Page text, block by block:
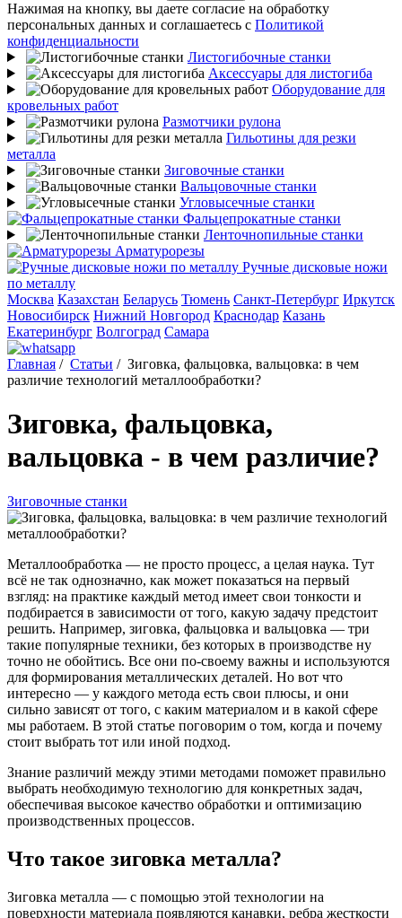
Нажимая на кнопку, вы даете согласие на обработку
персональных данных и соглашаетесь с Политикой
конфиденциальности
Листогибочные станки
Аксессуары для листогиба
Оборудование для
кровельных работ
Размотчики рулона
Гильотины для резки
металла
Зиговочные станки
Вальцовочные станки
Угловысечные станки
Фальцепрокатные станки
Ленточнопильные станки
Арматурорезы
Ручные дисковые ножи
по металлу
Москва Казахстан Беларусь Тюмень Санкт-Петербург Иркутск
Новосибирск Нижний Новгород Краснодар Казань
Екатеринбург Волгоград Самара
Главная / Статьи / Зиговка, фальцовка, вальцовка: в чем
различие технологий металлообработки?
Зиговка, фальцовка,
вальцовка - в чем различие?
Зиговочные станки
Металлообработка — не просто процесс, а целая наука. Тут
всё не так однозначно, как может показаться на первый
взгляд: на практике каждый метод имеет свои тонкости и
подбирается в зависимости от того, какую задачу предстоит
решить. Например, зиговка, фальцовка и вальцовка — три
такие популярные техники, без которых в производстве ну
точно не обойтись. Все они по-своему важны и используются
для формирования металлических деталей. Но вот что
интересно — у каждого метода есть свои плюсы, и они
сильно зависят от того, с каким материалом и в какой сфере
мы работаем. В этой статье поговорим о том, когда и почему
стоит выбрать тот или иной подход.
Знание различий между этими методами поможет правильно
выбрать необходимую технологию для конкретных задач,
обеспечивая высокое качество обработки и оптимизацию
производственных процессов.
Что такое зиговка металла?
Зиговка металла — с помощью этой технологии на
поверхности материала появляются канавки, ребра жесткости